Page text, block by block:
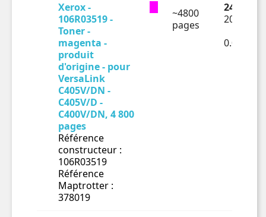
Xerox -
106R03519 -
Toner -
magenta -
produit
d'origine - pour
VersaLink
C405V/DN -
C405V/D -
C400V/DN, 4 800
pages
Référence
constructeur :
106R03519
Référence
Maptrotter :
378019
~4800
pages
249.35 €
207.79 €